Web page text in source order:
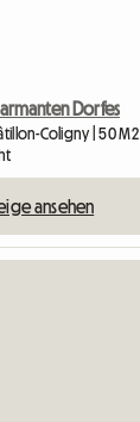
Dorfes
Coligny | 50 M2
ansehen